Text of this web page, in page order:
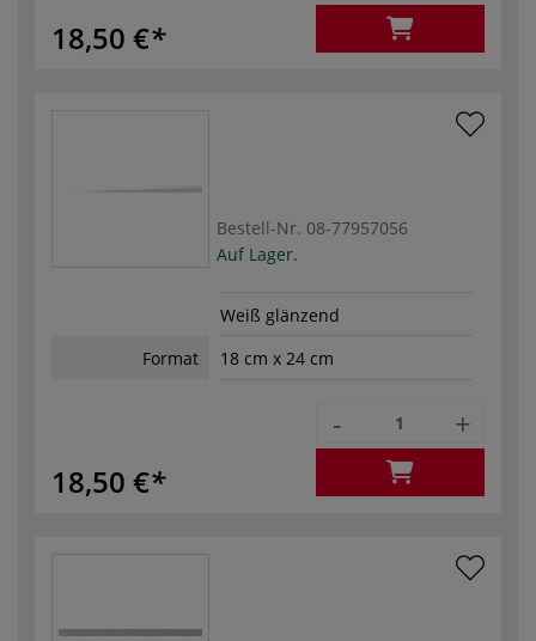
18,50 €
Bestell-Nr. 08-77957056
Auf Lager.
Weiß glänzend
Format
18 cm x 24 cm
18,50 €
- +